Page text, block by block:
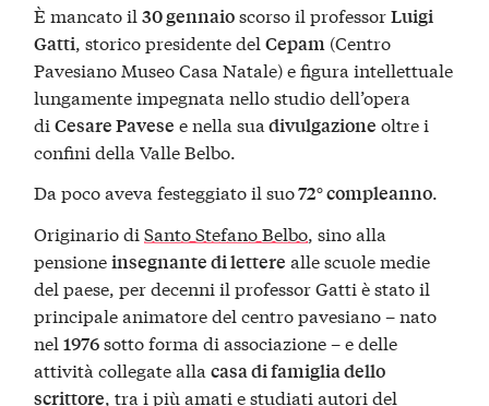
È mancato il30 gennaioscorso il professorLuigi
Gatti , storico presidente delCepam (Centro
Pavesiano Museo Casa Natale) e figura intellettuale
lungamente impegnata nello studio dell’opera
diCesare Pavese e nella sua divulgazione oltre i
confini della Valle Belbo.
Da poco aveva festeggiato il suo72° compleanno.
Originario diSanto Stefano Belbo, sino alla
pensioneinsegnante di lettere alle scuole medie
del paese, per decenni il professor Gatti è stato il
principale animatore del centro pavesiano – nato
nel1976sotto forma di associazione – e delle
attività collegate allacasa di famiglia dello
scrittore, tra i più amati e studiati autori del